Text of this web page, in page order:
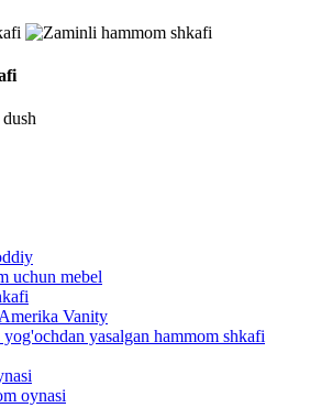
uchun mebel
Vanity
yasalgan hammom shkafi
oynasi